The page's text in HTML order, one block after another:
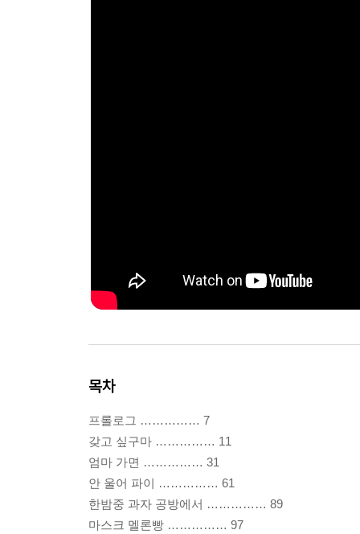
목차
프롤로그 …………… 7
갖고 싶구마 …………… 11
엄마 가면 …………… 31
안 울어 파이 …………… 61
한밤중 과자 공방에서 …………… 89
마스크 멜론빵 …………… 97